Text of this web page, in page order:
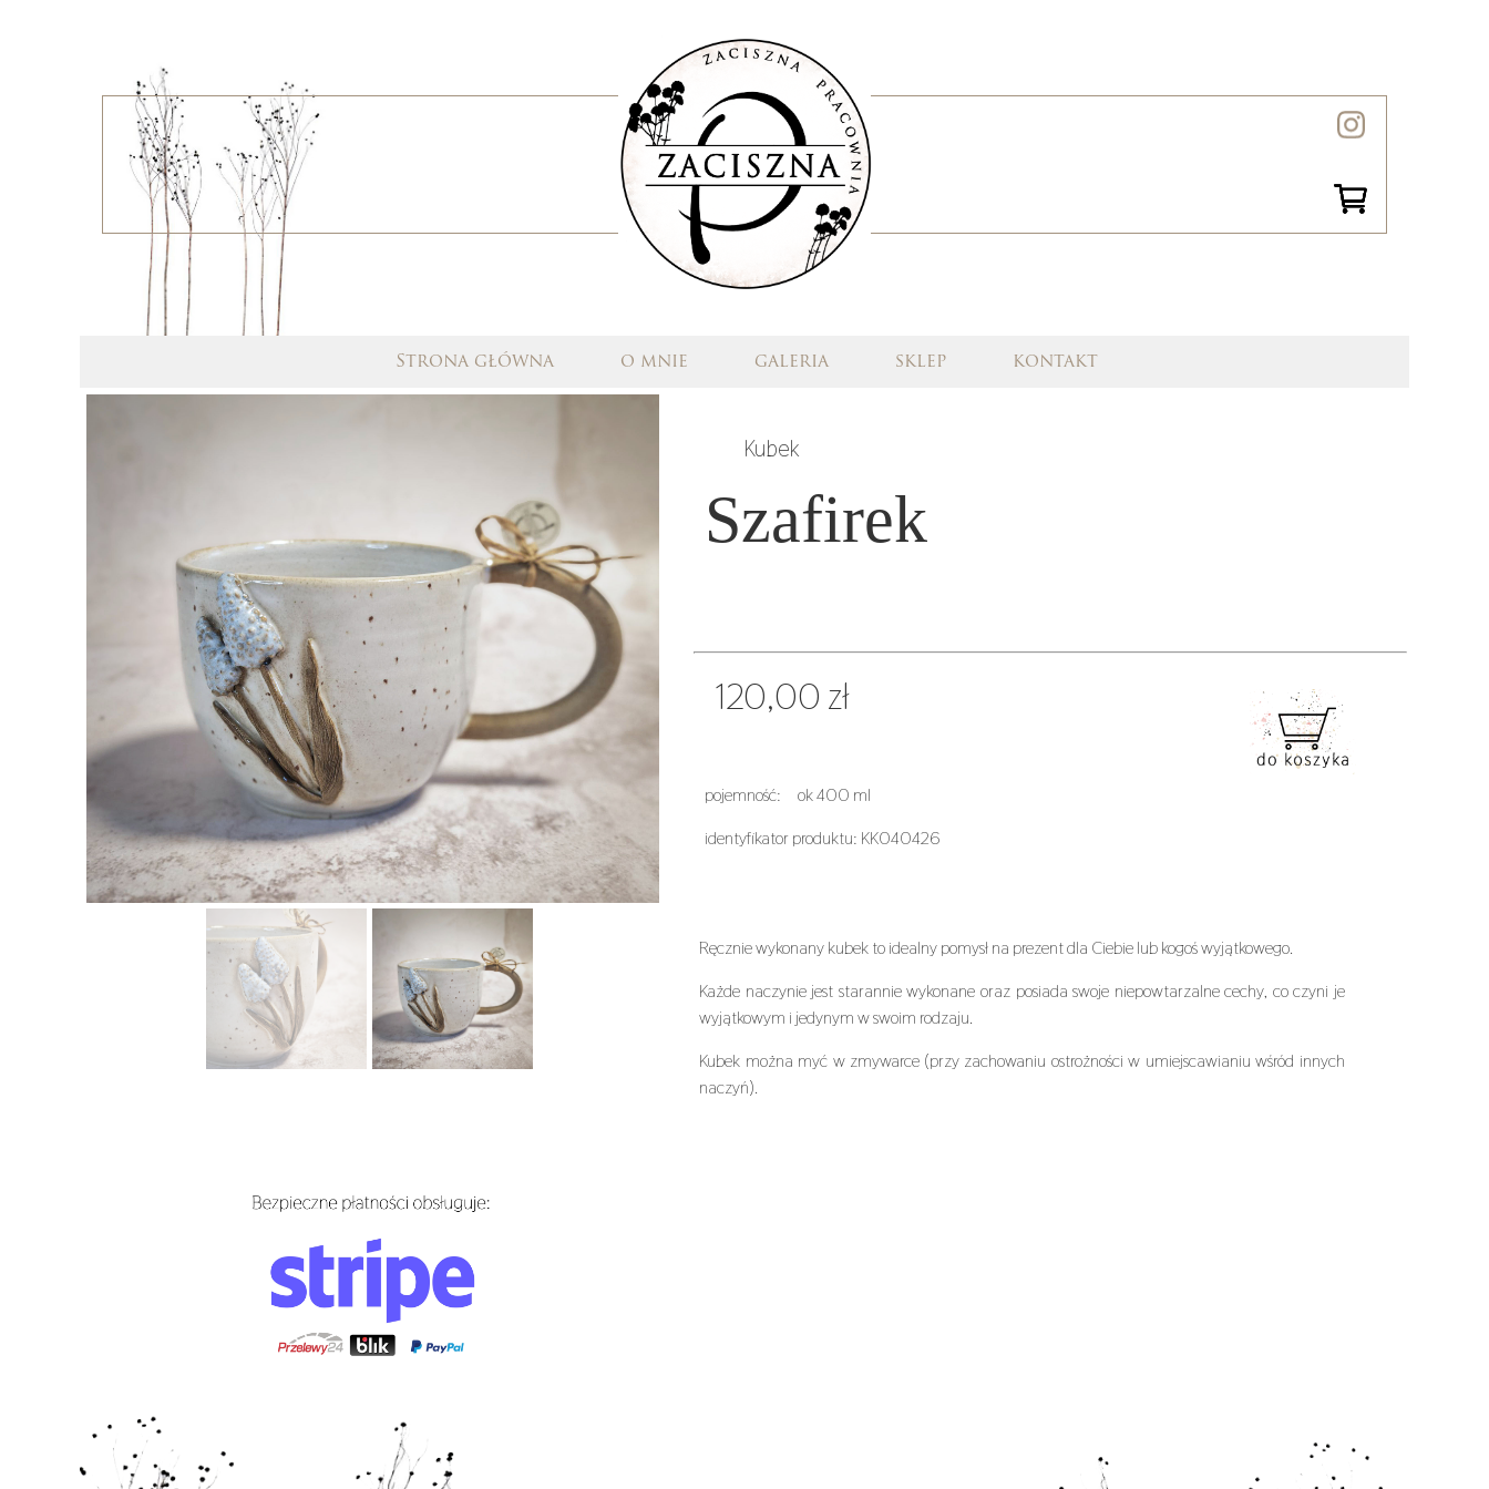
Strona główna o mnie galeria sklep kontakt
120,00 zł
pojemność: ok 400 ml
identyfikator produktu: KK040426
Ręcznie wykonany kubek to idealny pomysł na prezent dla Ciebie lub kogoś wyjątkowego.
Każde naczynie jest starannie wykonane oraz posiada swoje niepowtarzalne cechy, co czyni je
wyjątkowym i jedynym w swoim rodzaju.
Kubek można myć w zmywarce (przy zachowaniu ostrożności w umiejscawianiu wśród innych
naczyń).
Kubek
Szafirek